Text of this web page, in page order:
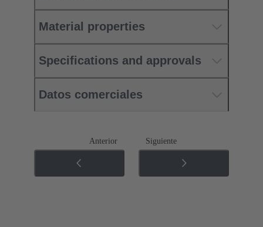
Material properties
Specifications and approvals
Datos comerciales
Anterior Siguiente